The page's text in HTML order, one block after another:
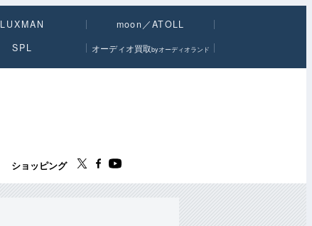
LUXMAN
moon／ATOLL
SPL オーディオ買取byオーディオランド
ショッピング